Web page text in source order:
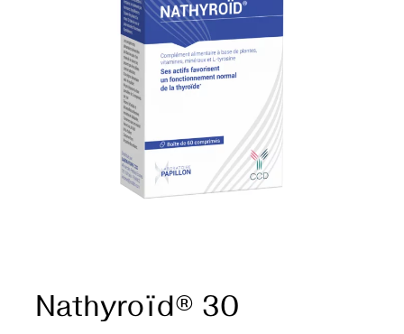
Nathyroïd® 30